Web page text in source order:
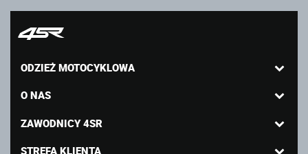
ODZIEŻ MOTOCYKLOWA
O NAS
ZAWODNICY 4SR
STREFA KLIENTA